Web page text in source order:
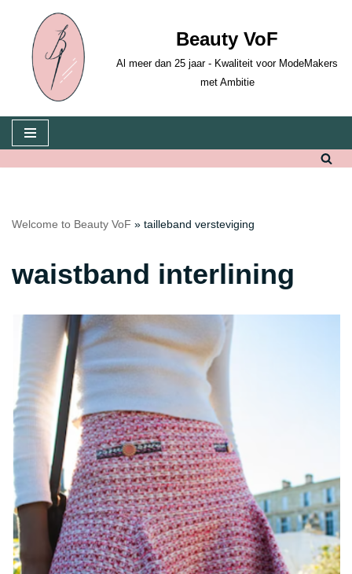
Skip
content
Beauty VoF
Al meer dan 25 jaar - Kwaliteit voor ModeMakers
met Ambitie
Welcome to Beauty VoF » tailleband versteviging
waistband interlining